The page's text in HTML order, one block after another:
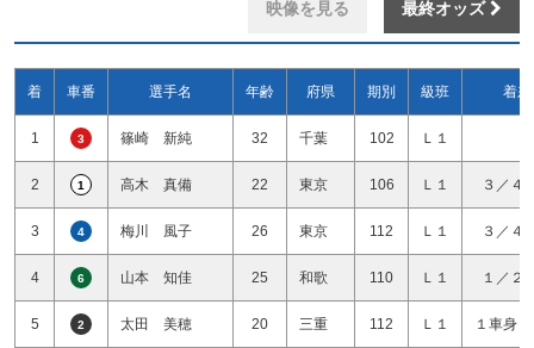
映像を見る 最終オッズ
着 車番 選手名 年齢 府県 期別 級班 着差
1 3 篠崎 新純 32 千葉 102 Ｌ１
2 1 高木 真備 22 東京 106 Ｌ１ ３／４
3 4 梅川 風子 26 東京 112 Ｌ１ ３／４
4 6 山本 知佳 25 和歌 110 Ｌ１ １／２
5 2 太田 美穂 20 三重 112 Ｌ１ １車身